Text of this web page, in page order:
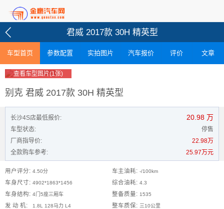
君威 2017款 30H 精英型
车型首页 参数配置 实拍图片 汽车报价 评价 文章
查看车型图片(1张)
别克 君威 2017款 30H 精英型
长沙4S店最低报价: 20.98 万
车型状态:
停售
厂商指导价:
22.98万
全款购车参考:
25.97万元
用户评分: 4.50分 车主油耗: -/100km
车身尺寸: 4902*1863*1456 综合油耗: 4.3
车身结构: 4门5座三厢车 整备质量: 1535
发 动 机: 1.8L 128马力 L4 整车质保: 三10公里